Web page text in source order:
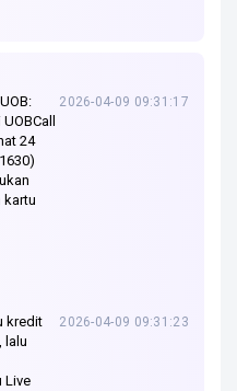
24
kartu
2026-04-09 09:31:17
kredit
lalu
Live
2026-04-09 09:31:23